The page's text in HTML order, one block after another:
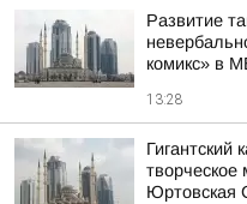
Развитие
комикс» в
13:28
Гигантский